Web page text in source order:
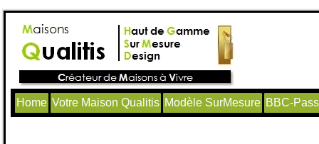
Home Votre Maison Qualitis Modèle SurMesure BBC-